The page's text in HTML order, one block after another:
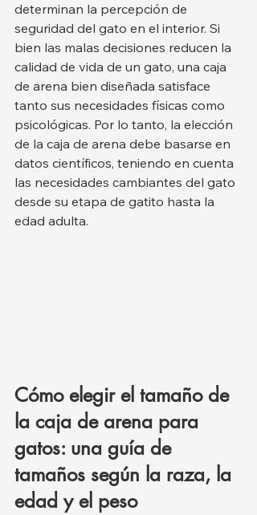
determinan la percepción de
seguridad del gato en el interior. Si
bien las malas decisiones reducen la
calidad de vida de un gato, una caja
de arena bien diseñada satisface
tanto sus necesidades físicas como
psicológicas. Por lo tanto, la elección
de la caja de arena debe basarse en
datos científicos, teniendo en cuenta
las necesidades cambiantes del gato
desde su etapa de gatito hasta la
edad adulta.
Cómo elegir el tamaño de
la caja de arena para
gatos: una guía de
tamaños según la raza, la
edad y el peso